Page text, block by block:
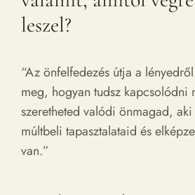
leszel?
“Az önfelfedezés útja a
meg, hogyan tudsz kapcsolódni
szeretheted valódi önmagad,
múltbeli tapasztalataid és
van.”